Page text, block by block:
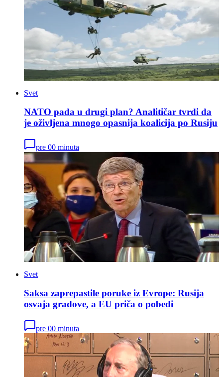
Svet
NATO pada u drugi plan? Analitičar tvrdi da
je oživljena mnogo opasnija koalicija po Rusiju
pre 00 minuta
Svet
Saksa zaprepastile poruke iz Evrope: Rusija
osvaja gradove, a EU priča o pobedi
pre 00 minuta